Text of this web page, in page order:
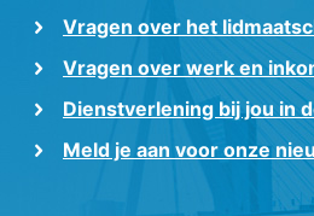
Vragen over het
Vragen over werk en
Dienstverlening bij jou in
Meld je aan voor onze